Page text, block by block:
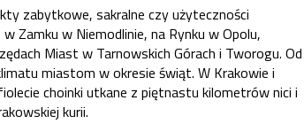
zabytkowe, sakralne czy użyteczności
Zamku w Niemodlinie, na Rynku w Opolu,
Miast w Tarnowskich Górach i Tworogu. Od
miastom w okresie świąt. W Krakowie i
choinki utkane z piętnastu kilometrów nici i
kurii.